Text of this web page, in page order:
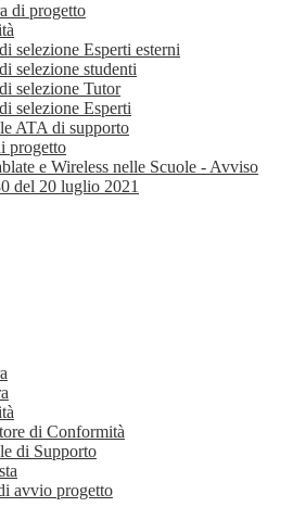
di progetto
selezione Esperti esterni
selezione studenti
selezione Tutor
selezione Esperti
ATA di supporto
progetto
e Wireless nelle Scuole - Avviso
del 20 luglio 2021
di Conformità
di Supporto
avvio progetto